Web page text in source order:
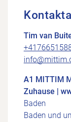
Tim van
A1 MITTIM
Zuhause |
Baden
Baden und